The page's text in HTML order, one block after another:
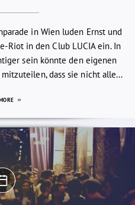
in Wien luden Ernst und
Riot in den Club LUCIA ein. In
sein könnte den eigenen
dass sie nicht alle...